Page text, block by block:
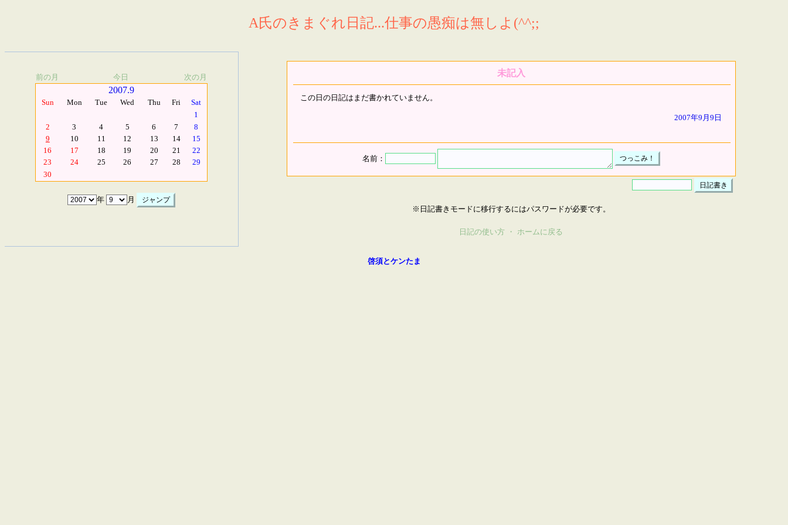
A氏のきまぐれ日記...仕事の愚痴は無しよ(^^;;
前の月 今日 次の月
2007.9
Sun Mon Tue Wed Thu Fri
Sat
1
2
3 4 5 6 7
8
9
10 11 12 13 14
15
16
17 18 19 20 21
22
23
24 25 26 27 28
29
30
年 月
未記入
この日の日記はまだ書かれていません。
2007年9月9日
名前：
※日記書きモードに移行するにはパスワードが必要です。
日記の使い方 ・ ホームに戻る
啓須とケンたま